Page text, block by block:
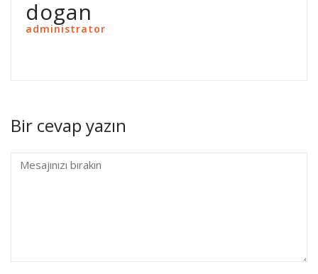
dogan
administrator
Bir cevap yazın